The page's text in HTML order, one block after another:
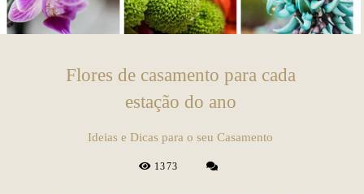
Flores de casamento para cada
estação do ano
Ideias e Dicas para o seu Casamento
1373